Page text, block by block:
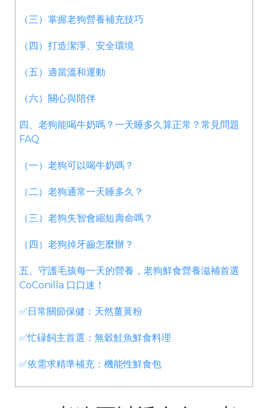
（三）掌握老狗營養補充技巧
（四）打造潔淨、安全環境
（五）適當溫和運動
（六）關心與陪伴
四、老狗能喝牛奶嗎？一天睡多久算正常？常見問題
FAQ
（一）老狗可以喝牛奶嗎？
（二）老狗通常一天睡多久？
（三）老狗失智會縮短壽命嗎？
（四）老狗掉牙齒怎麼辦？
五、守護毛孩每一天的營養，老狗鮮食營養滋補首選
CoConilla 口口迷！
✅日常關節保健：天然薑黃粉
✅忙碌飼主首選：無穀鮭魚鮮食料理
✅依需求精準補充：機能性鮮食包